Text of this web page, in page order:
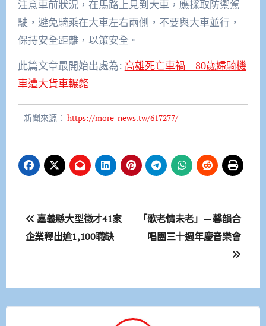
注意車前狀況，在馬路上見到大車，應採取防禦駕
駛，避免騎乘在大車左右兩側，不要與大車並行，
保持安全距離，以策安全。
此篇文章最開始出處為: 高雄死亡車禍 80歲婦騎機
車遭大貨車輾斃
新聞來源： https://more-news.tw/617277/
文
章
覽
嘉義縣大型徵才41家
企業釋出逾1,100職缺
「歌老情未老」— 馨韻合
唱團三十週年慶音樂會